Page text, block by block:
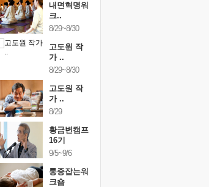
내면혁명워
크..
8/29~8/30
고도원 작
가 ..
8/29~8/30
고도원 작
가 ..
8/29
황금변캠프
16기
9/5~9/6
통증잡는워
크숍